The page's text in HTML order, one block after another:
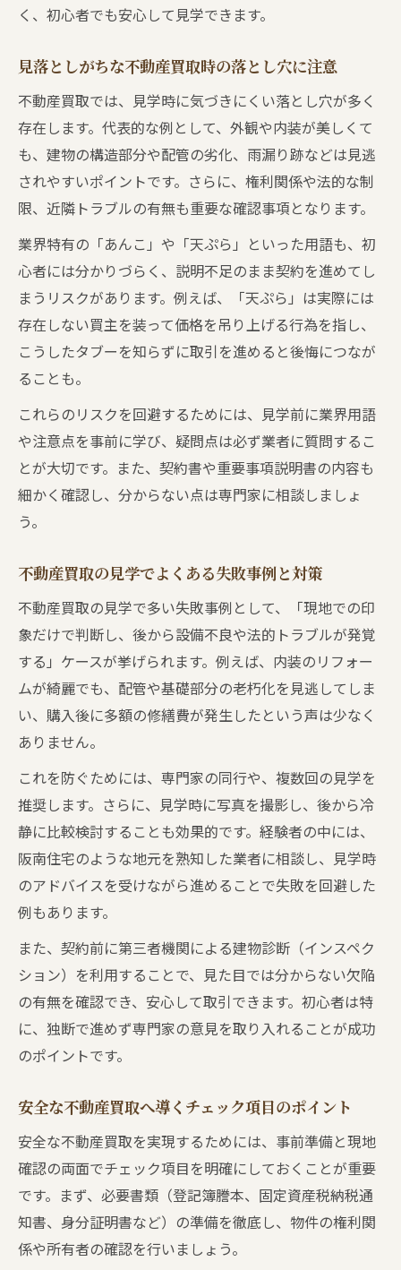
く、初心者でも安心して見学できます。
見落としがちな不動産買取時の落とし穴に注意
不動産買取では、見学時に気づきにくい落とし穴が多く
存在します。代表的な例として、外観や内装が美しくて
も、建物の構造部分や配管の劣化、雨漏り跡などは見逃
されやすいポイントです。さらに、権利関係や法的な制
限、近隣トラブルの有無も重要な確認事項となります。
業界特有の「あんこ」や「天ぷら」といった用語も、初
心者には分かりづらく、説明不足のまま契約を進めてし
まうリスクがあります。例えば、「天ぷら」は実際には
存在しない買主を装って価格を吊り上げる行為を指し、
こうしたタブーを知らずに取引を進めると後悔につなが
ることも。
これらのリスクを回避するためには、見学前に業界用語
や注意点を事前に学び、疑問点は必ず業者に質問するこ
とが大切です。また、契約書や重要事項説明書の内容も
細かく確認し、分からない点は専門家に相談しましょ
う。
不動産買取の見学でよくある失敗事例と対策
不動産買取の見学で多い失敗事例として、「現地での印
象だけで判断し、後から設備不良や法的トラブルが発覚
する」ケースが挙げられます。例えば、内装のリフォー
ムが綺麗でも、配管や基礎部分の老朽化を見逃してしま
い、購入後に多額の修繕費が発生したという声は少なく
ありません。
これを防ぐためには、専門家の同行や、複数回の見学を
推奨します。さらに、見学時に写真を撮影し、後から冷
静に比較検討することも効果的です。経験者の中には、
阪南住宅のような地元を熟知した業者に相談し、見学時
のアドバイスを受けながら進めることで失敗を回避した
例もあります。
また、契約前に第三者機関による建物診断（インスペク
ション）を利用することで、見た目では分からない欠陥
の有無を確認でき、安心して取引できます。初心者は特
に、独断で進めず専門家の意見を取り入れることが成功
のポイントです。
安全な不動産買取へ導くチェック項目のポイント
安全な不動産買取を実現するためには、事前準備と現地
確認の両面でチェック項目を明確にしておくことが重要
です。まず、必要書類（登記簿謄本、固定資産税納税通
知書、身分証明書など）の準備を徹底し、物件の権利関
係や所有者の確認を行いましょう。